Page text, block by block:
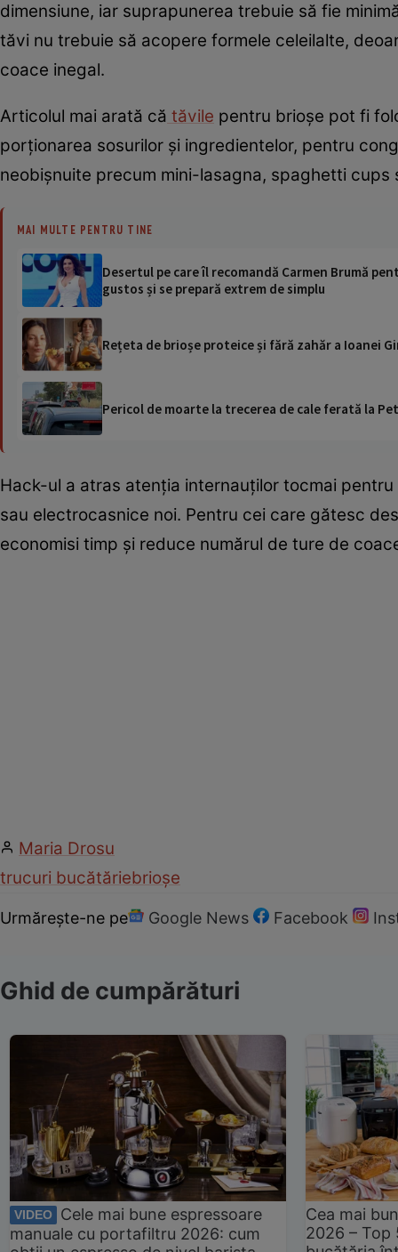
dimensiune, iar suprapunerea trebuie să fie
tăvi nu trebuie să acopere formele celeilalte,
coace inegal.
Articolul mai arată că tăvile pentru brioșe pot fi
porționarea sosurilor și ingredientelor, pentru
neobișnuite precum mini-lasagna, spaghetti cups
MAI MULTE PENTRU TINE
Desertul pe care îl recomandă Carmen Brumă
gustos și se prepară extrem de simplu
Rețeta de brioșe proteice și fără zahăr a Ioanei
Pericol de moarte la trecerea de cale ferată la
Hack-ul a atras atenția internauților tocmai
sau electrocasnice noi. Pentru cei care gătesc
economisi timp și reduce numărul de ture de
Maria Drosu
trucuri bucătăriebrioșe
Urmărește-ne pe Google News Facebook
Ghid de cumpărături
VIDEO
Cele mai bune espressoare
manuale cu portafiltru 2026: cum
Cea mai
2026 –